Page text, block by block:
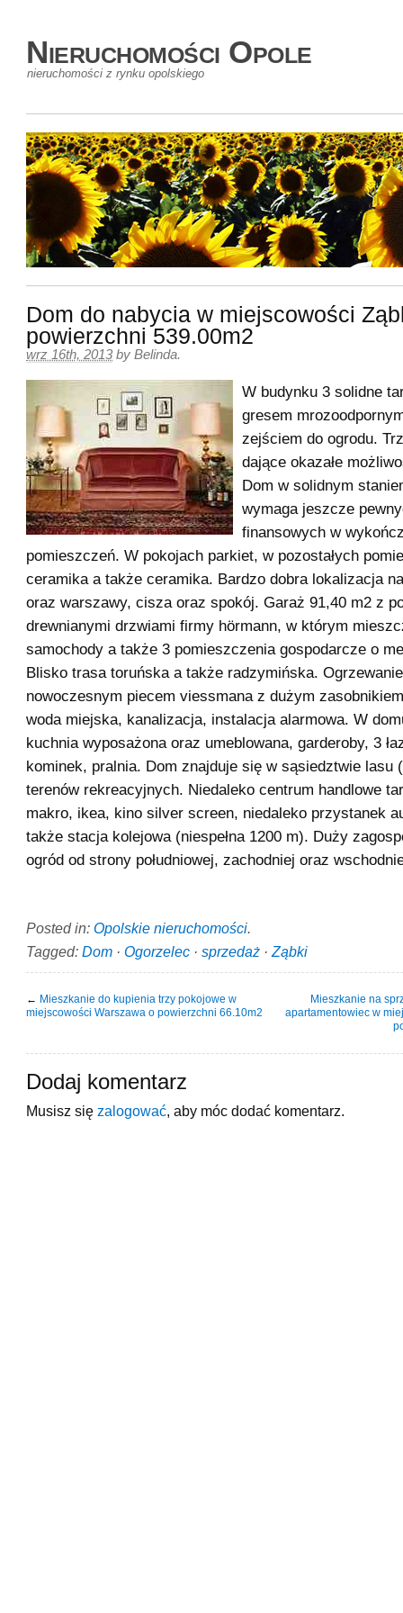
Nieruchomości Opole
nieruchomości z rynku opolskiego
Dom do nabycia w miejscowości
powierzchni 539.00m2
wrz 16th, 2013 by Belinda.
W budynku 3 solidne
gresem
zejściem do ogrodu.
dające okazałe
Dom w solidnym
wymaga jeszcze
finansowych w
pomieszczeń. W pokojach parkiet, w pozostałych
ceramika a także ceramika. Bardzo dobra lokalizacja
oraz warszawy, cisza oraz spokój. Garaż 91,40 m2 z
drewnianymi drzwiami firmy hörmann, w którym
samochody a także 3 pomieszczenia gospodarcze o
Blisko trasa toruńska a także radzymińska.
nowoczesnym piecem viessmana z dużym
woda miejska, kanalizacja, instalacja alarmowa. W
kuchnia wyposażona oraz umeblowana, garderoby, 3
kominek, pralnia. Dom znajduje się w sąsiedztwie lasu
terenów rekreacyjnych. Niedaleko centrum handlowe
makro, ikea, kino silver screen, niedaleko przystanek
także stacja kolejowa (niespełna 1200 m). Duży
ogród od strony południowej, zachodniej oraz
Posted in: Opolskie nieruchomości.
Tagged: Dom · Ogorzelec · sprzedaż · Ząbki
← Mieszkanie do kupienia trzy pokojowe w
miejscowości Warszawa o powierzchni 66.10m2
Mieszkanie na
apartamentowiec w
Dodaj komentarz
Musisz się zalogować , aby móc dodać komentarz.